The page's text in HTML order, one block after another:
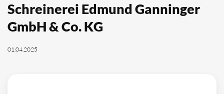
Schreinerei Edmund Ganninger
GmbH & Co. KG
01.04.2025